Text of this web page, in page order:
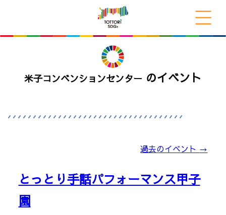
米子コンベンションセンター のイベント
過去のイベント →
とっとり手話パフォーマンス甲子
園